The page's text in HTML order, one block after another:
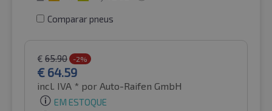
Comparar pneus
€ 65.90 -2%
€ 64.59
incl. IVA * por Auto-Raifen GmbH
EM ESTOQUE